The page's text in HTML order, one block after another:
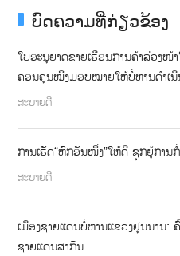
ບົດຄວາມທີ່ກ່ຽວຂ້ອງ
ໃບອະນຸຍາດຂາຍເຮືອນການຄ້າລ່ວງ
ຄອນຄຸນໝິງມອບໝາຍໃຫ້ບໍ່ຫານດຳເນີ
ສະບາຍດີ
ການເຮັດ“ຫົກອັນໜຶ່ງ”ໃຫ້ດີ ຊຸກຍູ້ການ
ສະບາຍດີ
ເມືອງຊາຍແດນບໍ່ຫານແຂວງຢຸນນານ:
ຊາຍແດນສາກົນ